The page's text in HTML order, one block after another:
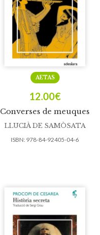
Converses de meuques
AETAS
12.00€
LLUCIÀ DE SAMÒSATA
ISBN: 978-84-92405-04-6